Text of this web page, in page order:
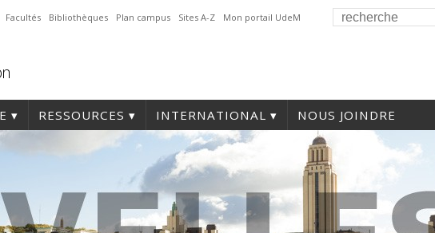
Facultés Bibliothèques Plan campus Sites A-Z Mon portail UdeM
RESSOURCES INTERNATIONAL NOUS JOINDRE